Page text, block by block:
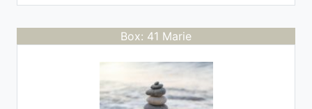
Box: 41 Marie